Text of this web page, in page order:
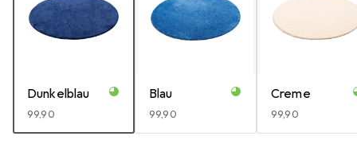
Dunkelblau
EUR
99,90
Blau
EUR
99,90
Creme
EUR
99,90